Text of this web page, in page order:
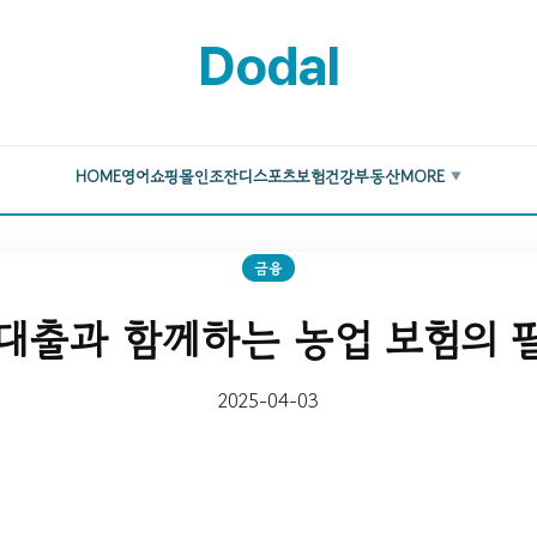
Dodal
HOME영어쇼핑몰인조잔디스포츠보험건강부동산MORE ▼
금융
출과 함께하는 농업 보험의
2025-04-03